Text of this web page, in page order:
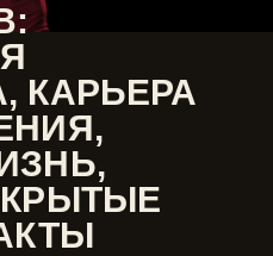
КАРЬЕРА